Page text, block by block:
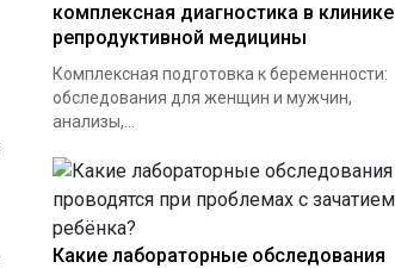
комплексная диагностика в клинике
репродуктивной медицины
Комплексная подготовка к беременности:
обследования для женщин и мужчин,
анализы,...
Какие лабораторные обследования